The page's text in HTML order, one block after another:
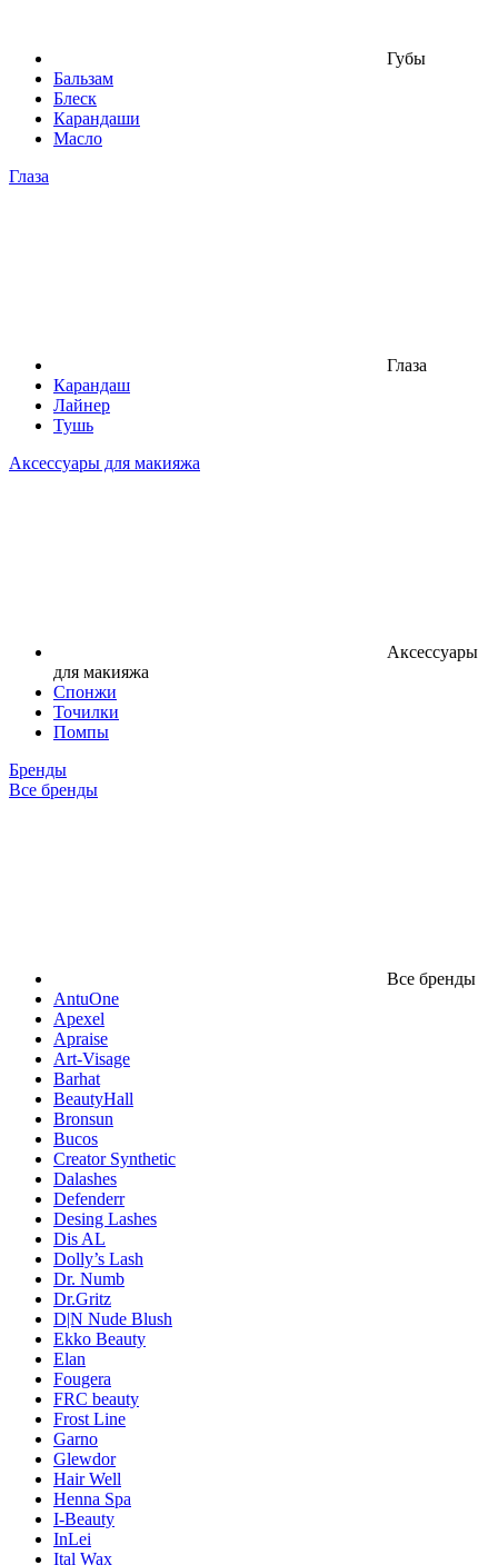
Губы
Бальзам
Блеск
Карандаши
Масло
Глаза
Глаза
Карандаш
Лайнер
Тушь
Аксессуары для макияжа
Аксессуары
для макияжа
Спонжи
Точилки
Помпы
Бренды
Все бренды
Все бренды
AntuOne
Apexel
Apraise
Art-Visage
Barhat
BeautyHall
Bronsun
Bucos
Creator Synthetic
Dalashes
Defenderr
Desing Lashes
Dis AL
Dolly’s Lash
Dr. Numb
Dr.Gritz
D|N Nude Blush
Ekko Beauty
Elan
Fougera
FRC beauty
Frost Line
Garno
Glewdor
Hair Well
Henna Spa
I-Beauty
InLei
Ital Wax